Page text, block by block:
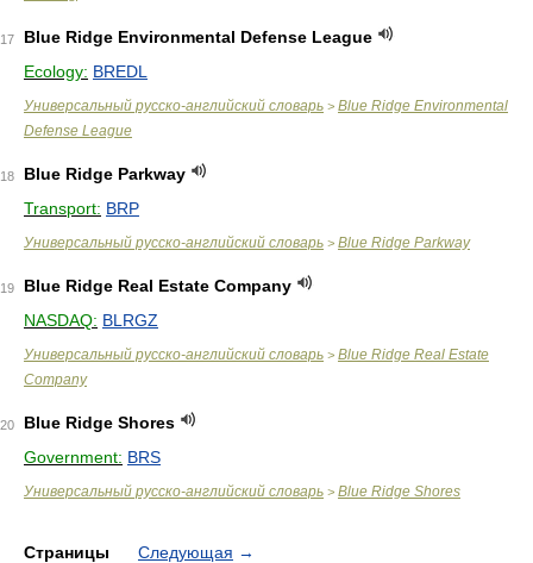
17
Blue Ridge Environmental Defense League
Ecology: BREDL
Универсальный русско-английский словарь > Blue Ridge Environmental
Defense League
18
Blue Ridge Parkway
Transport: BRP
Универсальный русско-английский словарь > Blue Ridge Parkway
19
Blue Ridge Real Estate Company
NASDAQ: BLRGZ
Универсальный русско-английский словарь > Blue Ridge Real Estate
Company
20
Blue Ridge Shores
Government: BRS
Универсальный русско-английский словарь > Blue Ridge Shores
Страницы Следующая →